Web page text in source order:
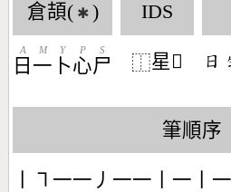
倉頡( ✱ )
日
A
一
M
卜
Y
心
P
尸
S
IDS
⿰星𧆜
筆順序
丨㇕一一丿一一丨一丨